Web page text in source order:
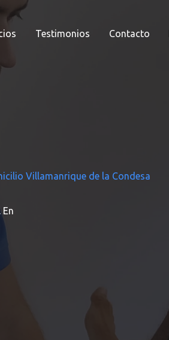
Testimonios Contacto
Villamanrique de la Condesa